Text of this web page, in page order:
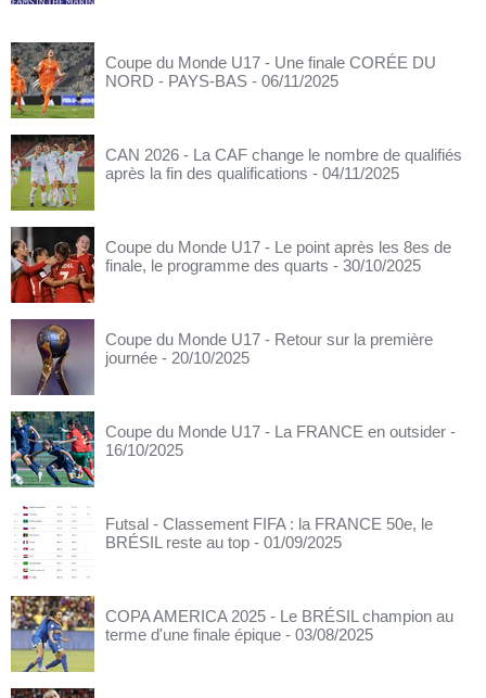
Coupe du Monde U17 - Une finale CORÉE DU
NORD - PAYS-BAS - 06/11/2025
CAN 2026 - La CAF change le nombre de qualifiés
après la fin des qualifications - 04/11/2025
Coupe du Monde U17 - Le point après les 8es de
finale, le programme des quarts - 30/10/2025
Coupe du Monde U17 - Retour sur la première
journée - 20/10/2025
Coupe du Monde U17 - La FRANCE en outsider -
16/10/2025
Futsal - Classement FIFA : la FRANCE 50e, le
BRÉSIL reste au top - 01/09/2025
COPA AMERICA 2025 - Le BRÉSIL champion au
terme d'une finale épique - 03/08/2025